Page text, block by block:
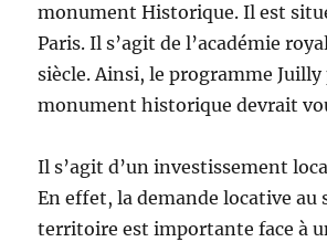
monument Historique. Il est
Paris. Il s’agit de l’académie
siècle. Ainsi, le programme
monument historique devrait
Il s’agit d’un investissement
En effet, la demande locative au
territoire est importante face à